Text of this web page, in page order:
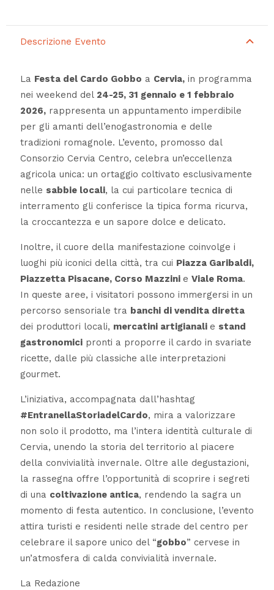
Descrizione Evento
La Festa del Cardo Gobbo a Cervia,in programma
nei weekend del 24-25, 31 gennaio e 1 febbraio
2026,rappresenta un appuntamento imperdibile
per gli amanti dell’enogastronomia e delle
tradizioni romagnole. L’evento, promosso dal
Consorzio Cervia Centro, celebra un’eccellenza
agricola unica: un ortaggio coltivato esclusivamente
nelle sabbie locali, la cui particolare tecnica di
interramento gli conferisce la tipica forma ricurva,
la croccantezza e un sapore dolce e delicato.
Inoltre, il cuore della manifestazione coinvolge i
luoghi più iconici della città, tra cui Piazza Garibaldi,
Piazzetta Pisacane, Corso Mazzini e Viale Roma.
In queste aree, i visitatori possono immergersi in un
percorso sensoriale tra banchi di vendita diretta
dei produttori locali, mercatini artigianali e stand
gastronomicipronti a proporre il cardo in svariate
ricette, dalle più classiche alle interpretazioni
gourmet.
L’iniziativa, accompagnata dall’hashtag
#EntranellaStoriadelCardo, mira a valorizzare
non solo il prodotto, ma l’intera identità culturale di
Cervia, unendo la storia del territorio al piacere
della convivialità invernale. Oltre alle degustazioni,
la rassegna offre l’opportunità di scoprire i segreti
di una coltivazione antica, rendendo la sagra un
momento di festa autentico. In conclusione, l’evento
attira turisti e residenti nelle strade del centro per
celebrare il sapore unico del “gobbo” cervese in
un’atmosfera di calda convivialità invernale.
La Redazione